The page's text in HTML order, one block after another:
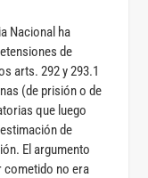
Nacional ha
de
arts. 292 y 293.1
(de prisión o de
que luego
de
El argumento
cometido no era